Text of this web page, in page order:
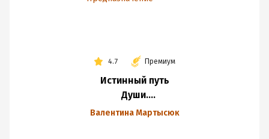
4.7 Премиум
Истинный путь
Души.
Предназначение
Валентина Мартысюк